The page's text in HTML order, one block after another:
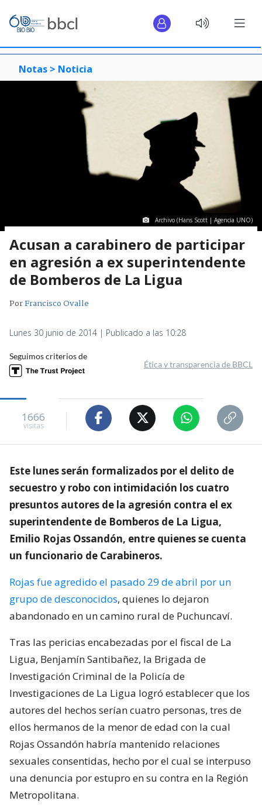
Notas > Noticia
Archivo (Hans Scott | Agencia UNO)
Acusan a carabinero de participar
en agresión a ex superintendente
de Bomberos de La Ligua
PorFrancisco Ovalle
Lunes 30 junio de 2014 | Publicado a las 10:28
Seguimos criterios de
Ética y transparencia de BBCL
1666
visitas
Este lunes serán formalizados por el delito de
secuestro y robo con intimidación los cuatro
presuntos autores de la agresión contra el ex
superintendente de Bomberos de La Ligua,
Emilio Rojas Ossandón, entre quienes se cuenta
un funcionario de Carabineros.
Rojas fue agredido el pasado 29 de abril por un
grupo de desconocidos, quienes lo dejaron
abandonado en un camino rural de Puchuncaví.
Tras las pericias encabezadas por el fiscal de La
Ligua, Benjamín Santibañez, la Brigada de
Investigación Criminal de la Policía de
Investigaciones de La Ligua logró establecer que los
autores del hechos serían cuatro personas, tres de
ellos hermanos de la menor de edad con la cual
Rojas Ossandón habría mantenido relaciones
sexuales consentidas, hecho por el cual se interpuso
una denuncia por estupro en su contra en la Región
Metropolitana.